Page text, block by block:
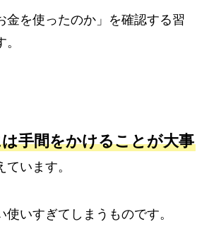
金を使ったのか」を確認する習
手間をかけることが大事
います。
いすぎてしまうものです。